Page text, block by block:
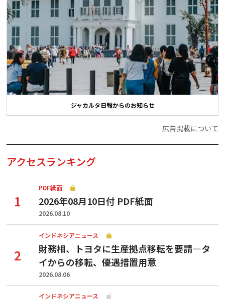
ジャカルタ日報からのお知らせ
広告掲載について
アクセスランキング
PDF紙面
2026年08月10日付 PDF紙面
2026.08.10
インドネシアニュース
財務相、トヨタに生産拠点移転を要請—タ
イからの移転、優遇措置用意
2026.08.06
インドネシアニュース